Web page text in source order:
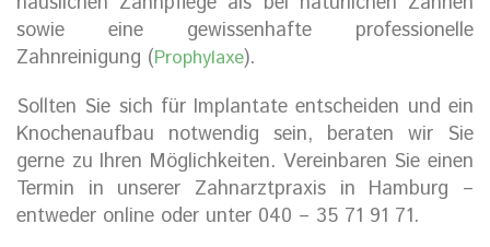
sowie eine gewissenhafte professionelle
Zahnreinigung (Prophylaxe).
Sollten Sie sich für Implantate entscheiden und ein
Knochenaufbau notwendig sein, beraten wir Sie
gerne zu Ihren Möglichkeiten. Vereinbaren Sie einen
Termin in unserer Zahnarztpraxis in Hamburg –
entweder online oder unter 040 – 35 71 91 71.